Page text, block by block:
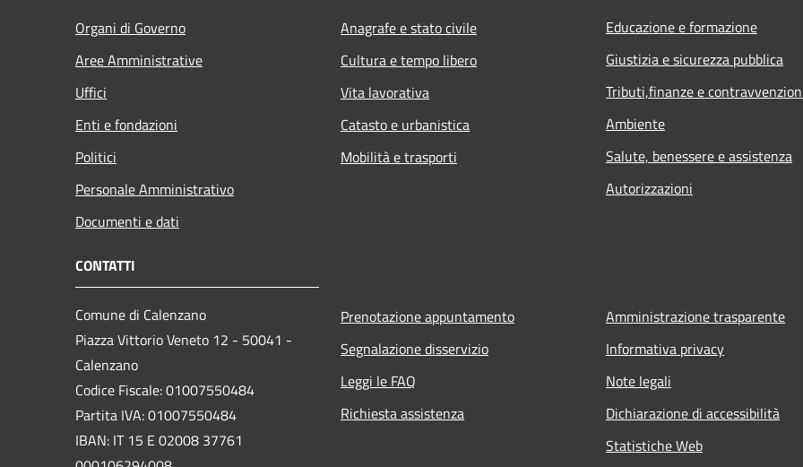
Organi di Governo
Aree Amministrative
Uffici
Enti e fondazioni
Politici
Personale Amministrativo
Documenti e dati
Anagrafe e stato civile
Cultura e tempo libero
Vita lavorativa
Catasto e urbanistica
Mobilità e trasporti
Educazione e formazione
Giustizia e sicurezza pubblica
Tributi,finanze e
Ambiente
Salute, benessere e assistenza
Autorizzazioni
CONTATTI
Comune di Calenzano
Piazza Vittorio Veneto 12 - 50041 -
Calenzano
Codice Fiscale: 01007550484
Partita IVA: 01007550484
IBAN: IT 15 E 02008 37761
Prenotazione appuntamento
Segnalazione disservizio
Leggi le FAQ
Richiesta assistenza
Amministrazione trasparente
Informativa privacy
Note legali
Dichiarazione di accessibilità
Statistiche Web